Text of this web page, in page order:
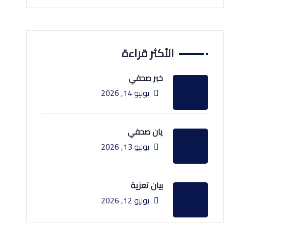
الأكثر قراءة
خبر صحفي
يوليو 14, 2026
يان صحفي
يوليو 13, 2026
بيان تعزية
يوليو 12, 2026